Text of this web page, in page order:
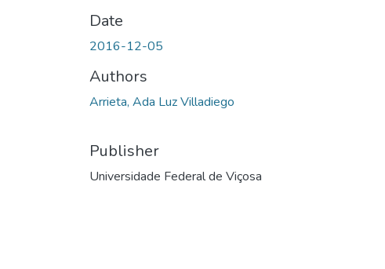
Date
2016-12-05
Authors
Arrieta, Ada Luz Villadiego
Publisher
Universidade Federal de Viçosa